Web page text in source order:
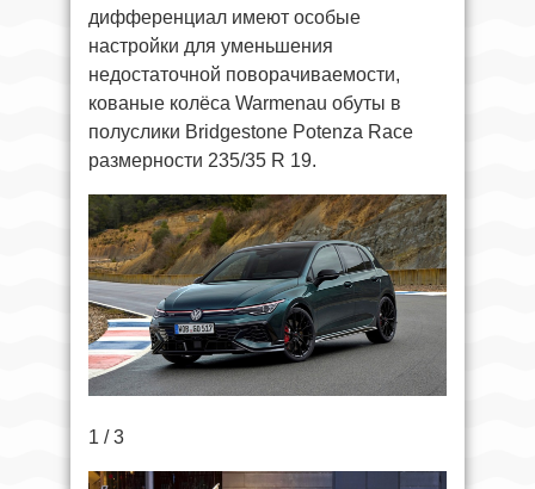
дифференциал имеют особые
настройки для уменьшения
недостаточной поворачиваемости,
кованые колёса Warmenau обуты в
полуслики Bridgestone Potenza Race
размерности 235/35 R 19.
1 / 3